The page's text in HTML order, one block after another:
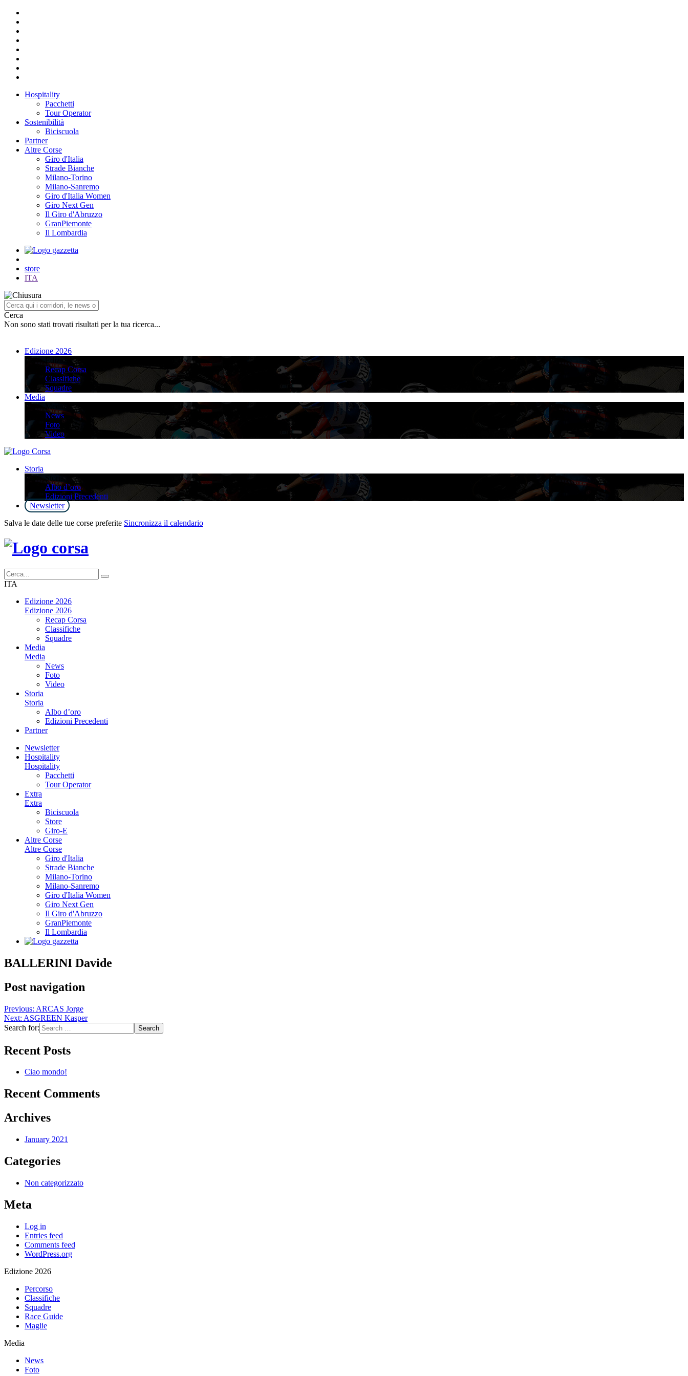
Hospitality
Pacchetti
Tour Operator
Sostenibilità
Biciscuola
Partner
Altre Corse
Giro d'Italia
Strade Bianche
Milano-Torino
Milano-Sanremo
Giro d'Italia Women
Giro Next Gen
Il Giro d'Abruzzo
GranPiemonte
Il Lombardia
store
ITA
Cerca
Non sono stati trovati risultati per la tua ricerca...
Edizione 2026
Edizione 2026
Recap Corsa
Classifiche
Squadre
Media
Media
News
Foto
Video
Storia
Storia
Albo d’oro
Edizioni Precedenti
Newsletter
Salva le date delle tue corse preferite Sincronizza il calendario
ITA
Edizione 2026
Edizione 2026
Recap Corsa
Classifiche
Squadre
Media
Media
News
Foto
Video
Storia
Storia
Albo d’oro
Edizioni Precedenti
Partner
Newsletter
Hospitality
Hospitality
Pacchetti
Tour Operator
Extra
Extra
Biciscuola
Store
Giro-E
Altre Corse
Altre Corse
Giro d'Italia
Strade Bianche
Milano-Torino
Milano-Sanremo
Giro d'Italia Women
Giro Next Gen
Il Giro d'Abruzzo
GranPiemonte
Il Lombardia
BALLERINI Davide
Post navigation
Previous: ARCAS Jorge
Next: ASGREEN Kasper
Search for:
Recent Posts
Ciao mondo!
Recent Comments
Archives
January 2021
Categories
Non categorizzato
Meta
Log in
Entries feed
Comments feed
WordPress.org
Edizione 2026
Percorso
Classifiche
Squadre
Race Guide
Maglie
Media
News
Foto